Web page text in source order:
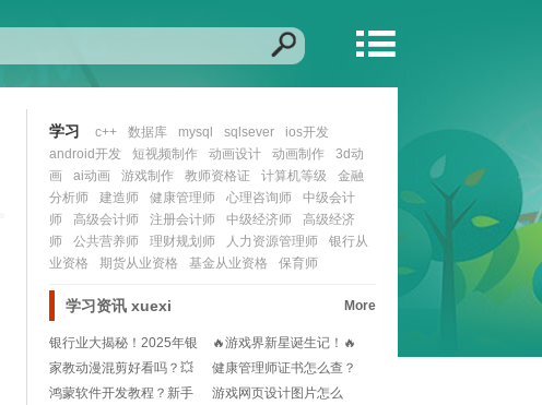
学习 c++ 数据库 mysql sqlsever
ios开发
android开发
短视频制作 动画设计 动画制作
3d动
画
ai动画 游戏制作 教师资格证 计算机等级
金融
分析师
建造师 健康管理师 心理咨询师
中级会计
师
高级会计师 注册会计师 中级经济师
高级经济
师
公共营养师 理财规划师 人力资源管理师
银行从
业资格
期货从业资格 基金从业资格 保育师
学习资讯 xuexi More
银行业大揭秘！2025年银
行从业资格证考
🔥游戏界新星诞生记！🔥
—— 掌握未来，
家教动漫混剪好看吗？💥
超燃战斗场面+感人
健康管理师证书怎么查？
官方渠道+注意事项
鸿蒙软件开发教程？新手
游戏网页设计图片怎么